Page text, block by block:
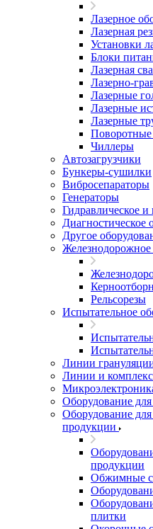
Лазерное
Лазерная
Установки
Блоки
Лазерная
Лазерно-
Лазерные
Лазерные
Лазерные
Чиллеры
Автозагрузчики
Бункеры-сушилки
Вибросепараторы
Генераторы
Гидравлическое и
Диагностическое
Другое
Железнодорожное
Рельсорезы
Испытательное
Линии
Линии и
Оборудование
Оборудование
продукции
продукции
Обжимные
плитки